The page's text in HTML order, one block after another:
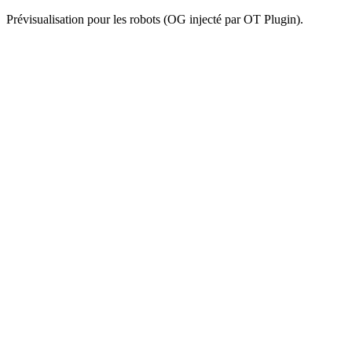
Prévisualisation pour les robots (OG injecté par OT Plugin).